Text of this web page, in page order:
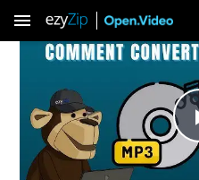
menu